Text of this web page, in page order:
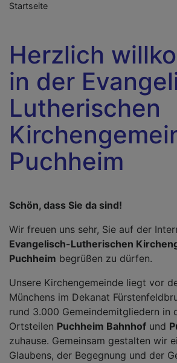
Startseite
Herzlich
in der
Lutherischen
Puchheim
Schön, dass Sie da sind!
Wir freuen uns sehr, Sie auf der
Evangelisch-Lutherischen
Puchheim begrüßen zu dürfen.
Unsere Kirchengemeinde liegt vor
Münchens im Dekanat
rund 3.000 Gemeindemitgliedern in
Ortsteilen Puchheim Bahnhof und
zuhause. Gemeinsam gestalten wir
Glaubens, der Begegnung und der